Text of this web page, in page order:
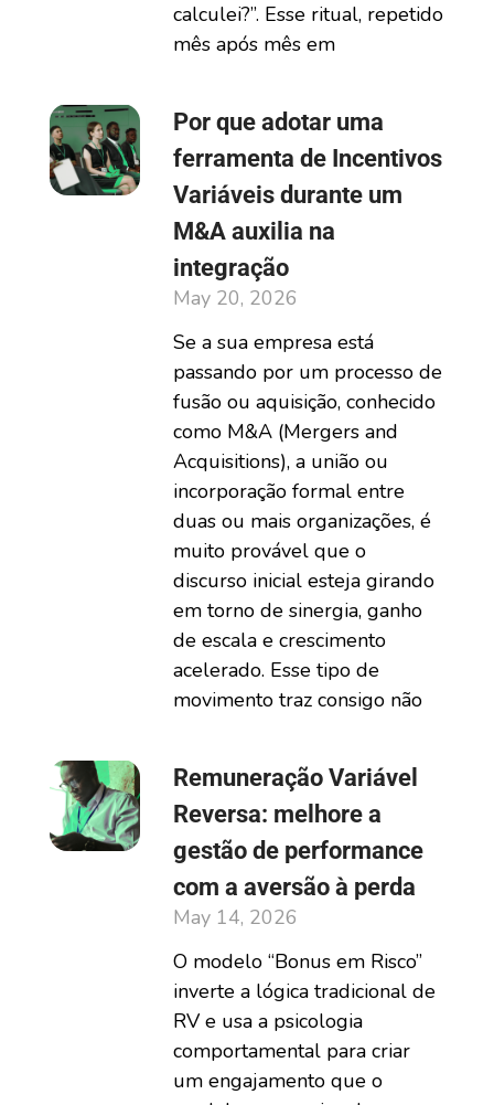
calculei?”. Esse ritual, repetido
mês após mês em
Por que adotar uma
ferramenta de Incentivos
Variáveis durante um
M&A auxilia na
integração
May 20, 2026
Se a sua empresa está
passando por um processo de
fusão ou aquisição, conhecido
como M&A (Mergers and
Acquisitions), a união ou
incorporação formal entre
duas ou mais organizações, é
muito provável que o
discurso inicial esteja girando
em torno de sinergia, ganho
de escala e crescimento
acelerado. Esse tipo de
movimento traz consigo não
Remuneração Variável
Reversa: melhore a
gestão de performance
com a aversão à perda
May 14, 2026
O modelo “Bonus em Risco”
inverte a lógica tradicional de
RV e usa a psicologia
comportamental para criar
um engajamento que o